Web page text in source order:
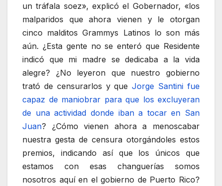
un tráfala soez», explicó el Gobernador, «los
malparidos que ahora vienen y le otorgan
cinco malditos Grammys Latinos lo son más
aún. ¿Esta gente no se enteró que Residente
indicó que mi madre se dedicaba a la vida
alegre? ¿No leyeron que nuestro gobierno
trató de censurarlos y queJorge Santini fue
capaz de maniobrar para que los excluyeran
de una actividad donde iban a tocar en San
Juan? ¿Cómo vienen ahora a menoscabar
nuestra gesta de censura otorgándoles estos
premios, indicando así que los únicos que
estamos con esas changuerías somos
nosotros aquí en el gobierno de Puerto Rico?